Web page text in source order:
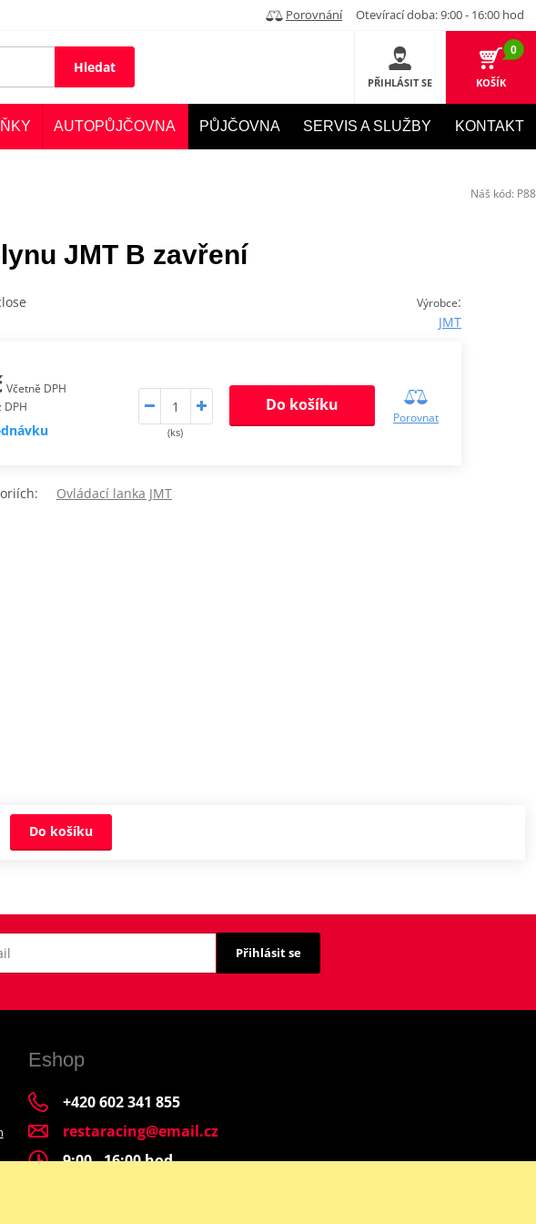
Porovnání Otevírací doba: 9:00 - 16:00 hod
Hledat
PŘIHLÁSIT SE
0
KOŠÍK
AUTOPŮJČOVNA PŮJČOVNA SERVIS A SLUŽBY KONTAKT
JMT B zavření
Výrobce:
JMT
Včetně DPH
DPH
(ks)
Do košíku
Porovnat
Ovládací lanka JMT
Do košíku
Náš kód: P88
Přihlásit se
Eshop
+420 602 341 855
restaracing@email.cz
9:00 - 16:00 hod.